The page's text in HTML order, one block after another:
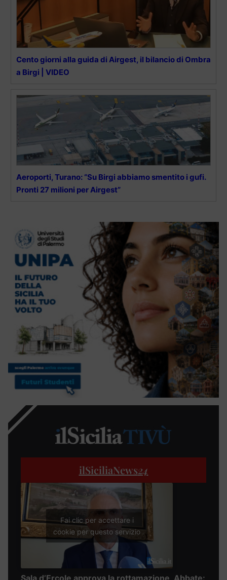
Cento giorni alla guida di Airgest, il bilancio di Ombra
a Birgi | VIDEO
Aeroporti, Turano: “Su Birgi abbiamo smentito i gufi.
Pronti 27 milioni per Airgest”
ilSiciliaNews24
Fai clic per accettare i
cookie per questo servizio
Sala d’Ercole approva la rottamazione, Abbate: